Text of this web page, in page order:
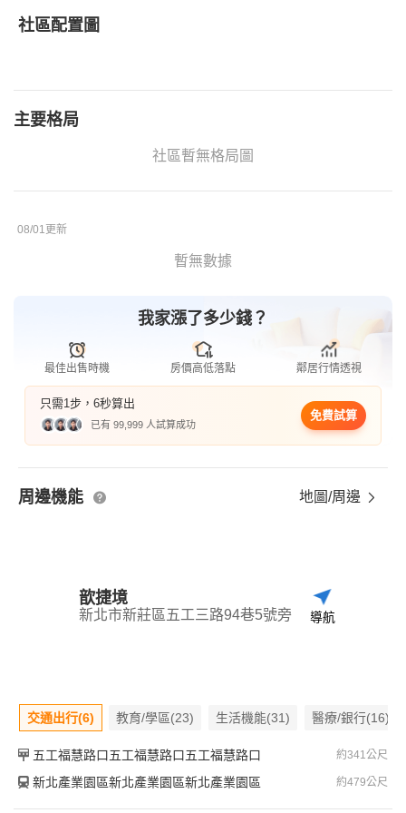
社區配置圖
主要格局
社區暫無格局圖
08/01更新
暫無數據
我家漲了多少錢？
最佳出售時機 房價高低落點 鄰居行情透視
只需1步，6秒算出
已有 99,999 人試算成功
免費試算
周邊機能 地圖/周邊
歆捷境
新北市新莊區五工三路94巷5號旁 導航
交通出行(6) 教育/學區(23) 生活機能(31) 醫療/銀行(16)
五工福慧路口五工福慧路口五工福慧路口 約341公尺
新北產業園區新北產業園區新北產業園區 約479公尺